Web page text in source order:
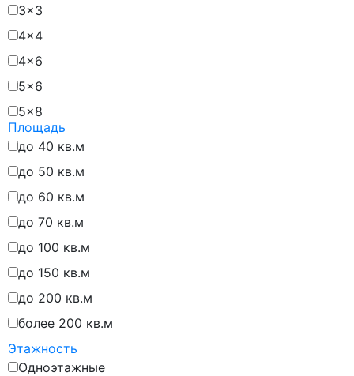
3x3
4x4
4x6
5x6
5x8
6x5
7x9
Площадь
до 40 кв.м
до 50 кв.м
до 60 кв.м
до 70 кв.м
до 100 кв.м
до 150 кв.м
до 200 кв.м
более 200 кв.м
Этажность
Одноэтажные